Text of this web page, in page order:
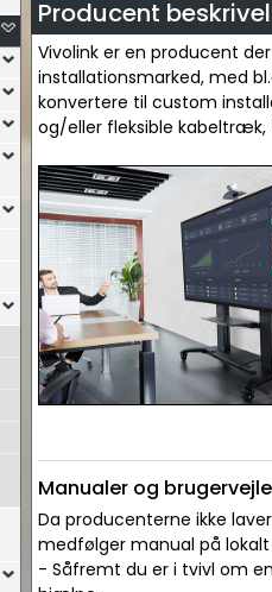
Producent
Vivolink er en producent
installationsmarked, med
konvertere til custom
og/eller fleksible kabeltræk,
Manualer og
Da producenterne ikke
medfølger manual på lokalt
- Såfremt du er i tvivl om